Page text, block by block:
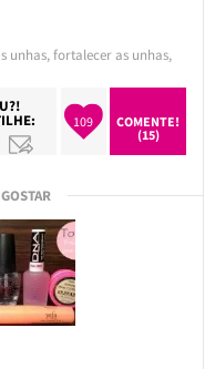
unhas,fortalecer as unhas,
109
COMENTE!
(15)